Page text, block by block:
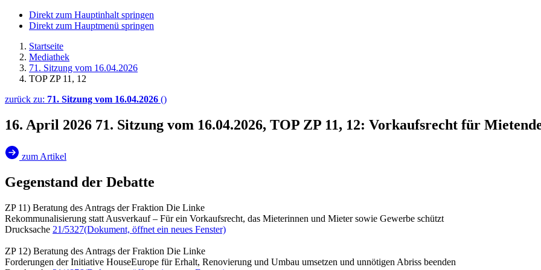
Direkt zum Hauptinhalt springen
Direkt zum Hauptmenü springen
Startseite
Mediathek
71. Sitzung vom 16.04.2026
TOP ZP 11, 12
zurück zu: 71. Sitzung vom 16.04.2026 ()
16. April 2026 71. Sitzung vom 16.04.2026, TOP ZP 11, 12: Vorkaufsrecht für
zum Artikel
Gegenstand der Debatte
ZP 11) Beratung des Antrags der Fraktion Die Linke
Rekommunalisierung statt Ausverkauf – Für ein Vorkaufsrecht, das Mieterinnen und Mieter sowie Gewerbe schützt
Drucksache 21/5327(Dokument, öffnet ein neues Fenster)
ZP 12) Beratung des Antrags der Fraktion Die Linke
Forderungen der Initiative HouseEurope für Erhalt, Renovierung und Umbau umsetzen und unnötigen Abriss beenden